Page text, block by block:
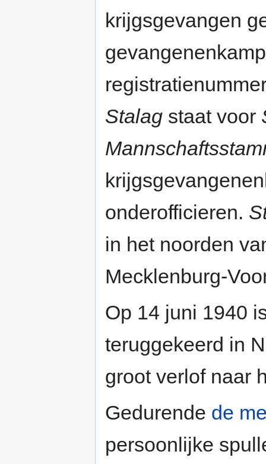
krijgsgevangen
Stalag staat voor
onderofficieren.
in het noorden
Mecklenburg-
Op 14 juni 1940
teruggekeerd in
groot verlof naar
Gedurende de
persoonlijke